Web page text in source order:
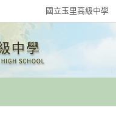
國立玉里高級中學